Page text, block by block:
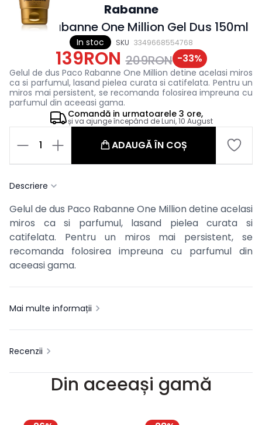
In stoc SKU 3349668554768
Rabanne
Paco Rabanne One Million Gel Dus 150ml
139RON 209RON -33%
Gelul de dus Paco Rabanne One Million detine acelasi miros
ca si parfumul, lasand pielea curata si catifelata. Pentru un
miros mai persistent, se recomanda folosirea impreuna cu
parfumul din aceeasi gama.
Comandă in urmatoarele 3 ore,
și va ajunge începând deLuni, 10 August
1 ADAUGĂ ÎN COȘ
Descriere
Gelul de dus Paco Rabanne One Million detine acelasi
miros ca si parfumul, lasand pielea curata si
catifelata. Pentru un miros mai persistent, se
recomanda folosirea impreuna cu parfumul din
aceeasi gama.
Mai multe informații
Recenzii
Din aceeași gamă